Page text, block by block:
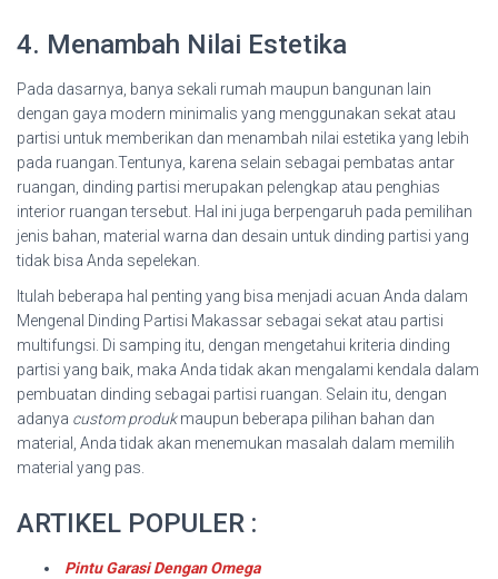
4. Menambah Nilai Estetika
Pada dasarnya, banya sekali rumah maupun bangunan lain
dengan gaya modern minimalis yang menggunakan sekat atau
partisi untuk memberikan dan menambah nilai estetika yang lebih
pada ruangan.Tentunya, karena selain sebagai pembatas antar
ruangan, dinding partisi merupakan pelengkap atau penghias
interior ruangan tersebut. Hal ini juga berpengaruh pada pemilihan
jenis bahan, material warna dan desain untuk dinding partisi yang
tidak bisa Anda sepelekan.
Itulah beberapa hal penting yang bisa menjadi acuan Anda dalam
Mengenal Dinding Partisi Makassar sebagai sekat atau partisi
multifungsi. Di samping itu, dengan mengetahui kriteria dinding
partisi yang baik, maka Anda tidak akan mengalami kendala dalam
pembuatan dinding sebagai partisi ruangan. Selain itu, dengan
adanya custom produkmaupun beberapa pilihan bahan dan
material, Anda tidak akan menemukan masalah dalam memilih
material yang pas.
ARTIKEL POPULER :
Pintu Garasi Dengan Omega